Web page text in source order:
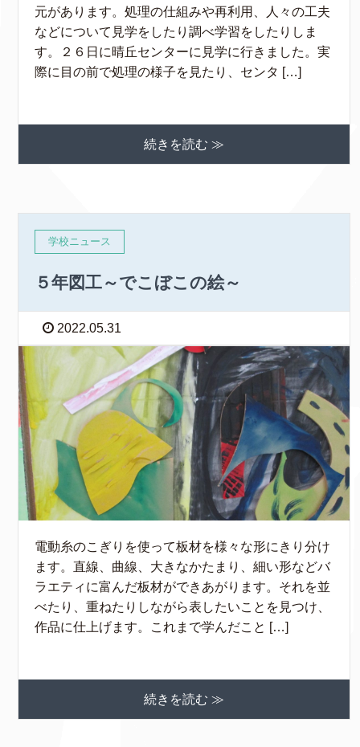
元があります。処理の仕組みや再利用、人々の工夫
などについて見学をしたり調べ学習をしたりしま
す。２６日に晴丘センターに見学に行きました。実
際に目の前で処理の様子を見たり、センタ […]
続きを読む ≫
学校ニュース
５年図工～でこぼこの絵～
2022.05.31
電動糸のこぎりを使って板材を様々な形にきり分け
ます。直線、曲線、大きなかたまり、細い形などバ
ラエティに富んだ板材ができあがります。それを並
べたり、重ねたりしながら表したいことを見つけ、
作品に仕上げます。これまで学んだこと […]
続きを読む ≫